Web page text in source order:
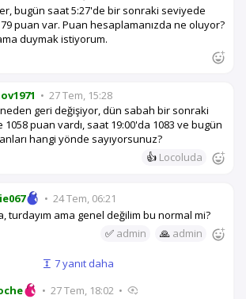
bugün saat 5:27'de bir sonraki seviyede
puan var. Puan hesaplamanızda ne oluyor?
duymak istiyorum.
• 27 Tem, 15:28
geri değişiyor, dün sabah bir sonraki
1058 puan vardı, saat 19:00'da 1083 ve bugün
hangi yönde sayıyorsunuz?
👍 Locoluda
• 24 Tem, 06:21
turdayım ama genel değilim bu normal mi?
✅ admin 🙏 admin
7 yanıt daha
• 27 Tem, 18:02 •